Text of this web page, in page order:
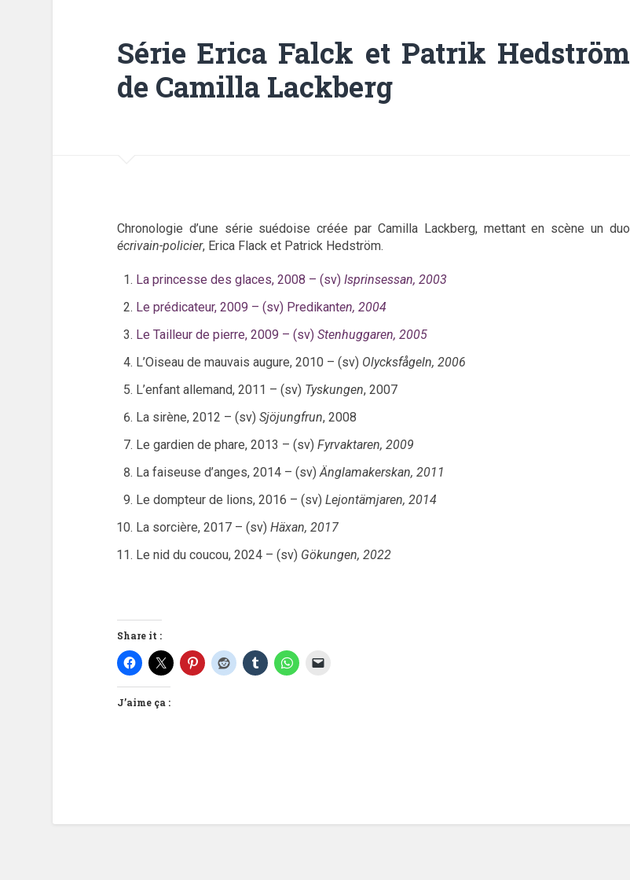
Série Erica Falck et Patrik Hedström
de Camilla Lackberg
Chronologie d’une série suédoise créée par Camilla Lackberg, mettant en scène un duo
écrivain-policier, Erica Flack et Patrick Hedström.
La princesse des glaces, 2008 – (sv) Isprinsessan, 2003
Le prédicateur, 2009 – (sv) Predikanten, 2004
Le Tailleur de pierre, 2009 – (sv) Stenhuggaren, 2005
L’Oiseau de mauvais augure, 2010 – (sv) Olycksfågeln, 2006
L’enfant allemand, 2011 – (sv) Tyskungen, 2007
La sirène, 2012 – (sv) Sjöjungfrun, 2008
Le gardien de phare, 2013 – (sv) Fyrvaktaren, 2009
La faiseuse d’anges, 2014 – (sv) Änglamakerskan, 2011
Le dompteur de lions, 2016 – (sv) Lejontämjaren, 2014
La sorcière, 2017 – (sv) Häxan, 2017
Le nid du coucou, 2024 – (sv) Gökungen, 2022
Share it :
J’aime ça :